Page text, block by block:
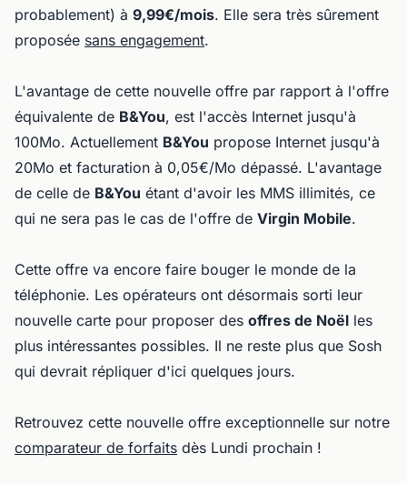
probablement) à 9,99€/mois. Elle sera très sûrement
proposée sans engagement.
L'avantage de cette nouvelle offre par rapport à l'offre
équivalente de B&You, est l'accès Internet jusqu'à
100Mo. Actuellement B&You propose Internet jusqu'à
20Mo et facturation à 0,05€/Mo dépassé. L'avantage
de celle de B&You étant d'avoir les MMS illimités, ce
qui ne sera pas le cas de l'offre de Virgin Mobile.
Cette offre va encore faire bouger le monde de la
téléphonie. Les opérateurs ont désormais sorti leur
nouvelle carte pour proposer des offres de Noël les
plus intéressantes possibles. Il ne reste plus que Sosh
qui devrait répliquer d'ici quelques jours.
Retrouvez cette nouvelle offre exceptionnelle sur notre
comparateur de forfaits dès Lundi prochain !